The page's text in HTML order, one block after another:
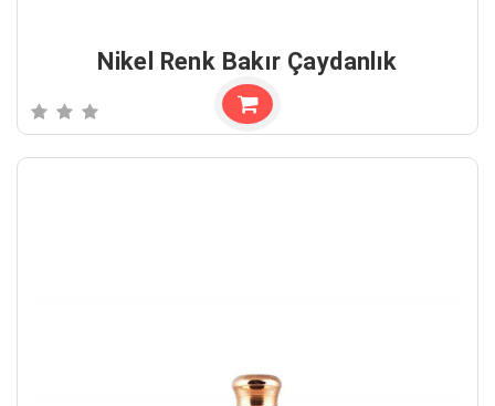
Nikel Renk Bakır Çaydanlık